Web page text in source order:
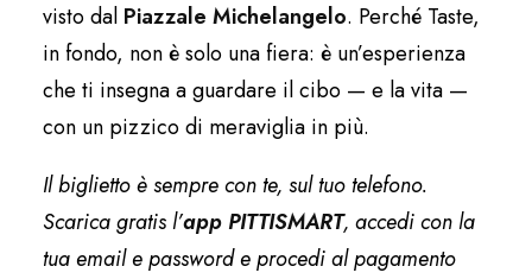
visto dal Piazzale Michelangelo. Perché Taste,
in fondo, non è solo una fiera: è un’esperienza
che ti insegna a guardare il cibo — e la vita —
con un pizzico di meraviglia in più.
Il biglietto è sempre con te, sul tuo telefono.
Scarica gratis l’app PITTISMART, accedi con la
tua email e password e procedi al pagamento